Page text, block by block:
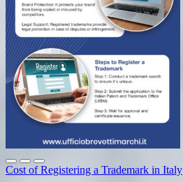
Cost of Registering a Trademark in Italy